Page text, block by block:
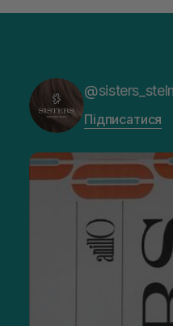
Підписатися